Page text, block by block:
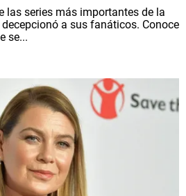
las series más importantes de la
decepcionó a sus fanáticos. Conoce
se...